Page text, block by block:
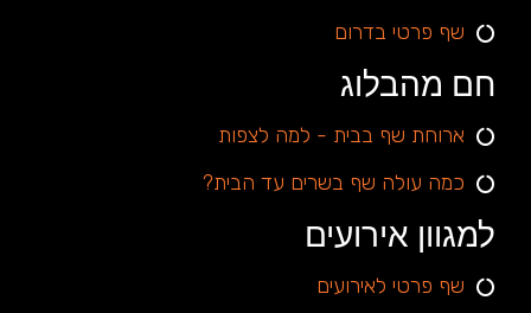
שף פרטי בדרום
חם מהבלוג
ארוחת שף בבית - למה לצפות
כמה עולה שף בשרים עד הבית?
למגוון אירועים
שף פרטי לאירועים